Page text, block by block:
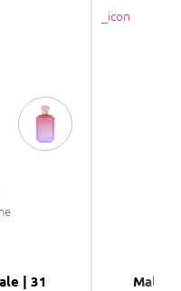
| 31